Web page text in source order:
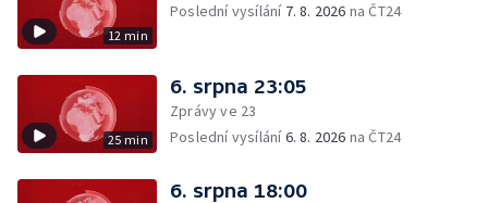
12 min
Poslední vysílání 7. 8. 2026 na ČT24
25 min
6. srpna 23:05
Zprávy ve 23
Poslední vysílání6. 8. 2026 na ČT24
6. srpna 18:00